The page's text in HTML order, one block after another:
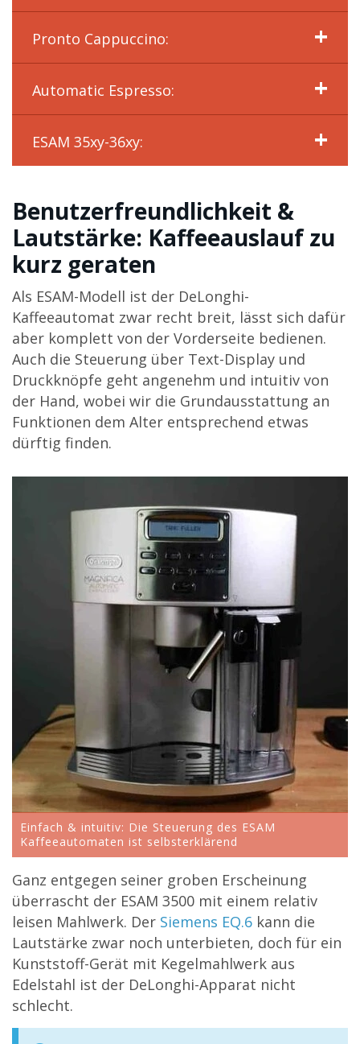
Pronto Cappuccino:
Automatic Espresso:
ESAM 35xy-36xy:
Benutzerfreundlichkeit &
Lautstärke: Kaffeeauslauf zu
kurz geraten
Als ESAM-Modell ist der DeLonghi-
Kaffeeautomat zwar recht breit, lässt sich dafür
aber komplett von der Vorderseite bedienen.
Auch die Steuerung über Text-Display und
Druckknöpfe geht angenehm und intuitiv von
der Hand, wobei wir die Grundausstattung an
Funktionen dem Alter entsprechend etwas
dürftig finden.
Einfach & intuitiv: Die Steuerung des ESAM
Kaffeeautomaten ist selbsterklärend
Ganz entgegen seiner groben Erscheinung
überrascht der ESAM 3500 mit einem relativ
leisen Mahlwerk. Der Siemens EQ.6 kann die
Lautstärke zwar noch unterbieten, doch für ein
Kunststoff-Gerät mit Kegelmahlwerk aus
Edelstahl ist der DeLonghi-Apparat nicht
schlecht.